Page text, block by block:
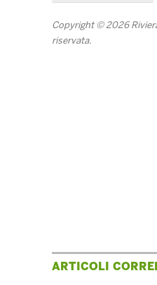
Copyright © 2026
riservata.
ARTICOLI